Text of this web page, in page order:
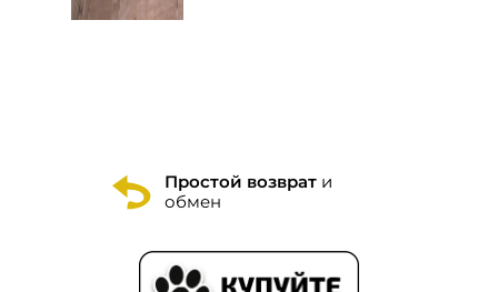
Простой возврати
обмен